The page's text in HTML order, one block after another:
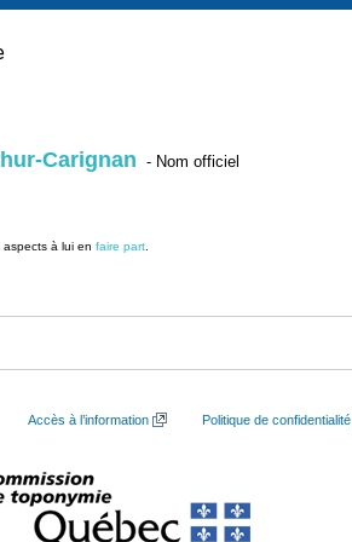
Carignan - Nom officiel
à lui en faire part
Accès à l’information Politique de confidentialité